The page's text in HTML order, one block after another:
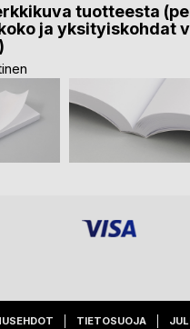
tuotteesta
ja yksityiskohdat
TIETOSUOJA